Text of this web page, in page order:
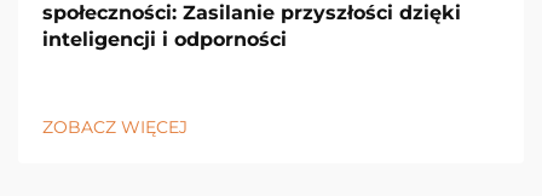
społeczności: Zasilanie przyszłości dzięki
inteligencji i odporności
ZOBACZ WIĘCEJ